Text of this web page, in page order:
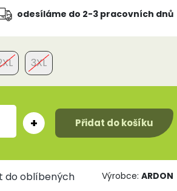
odesíláme do 2-3 pracovních dnů
3XL
+ Přidat do košíku
do oblíbených Výrobce: ARDON